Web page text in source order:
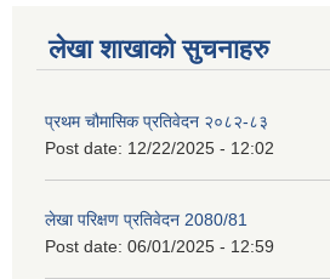
लेखा शाखाको सुचनाहरु
प्रथम चौमासिक प्रतिवेदन २०८२-८३
Post date: 12/22/2025 - 12:02
लेखा परिक्षण प्रतिवेदन 2080/81
Post date: 06/01/2025 - 12:59